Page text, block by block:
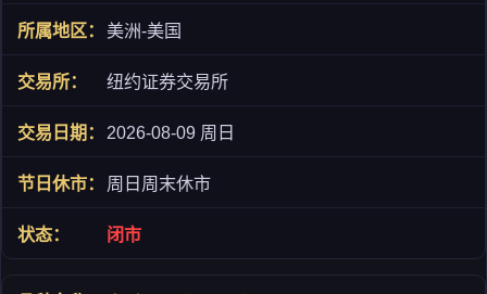
美洲-美国
纽约证券交易所
2026-08-09 周日
周日周末休市
闭市